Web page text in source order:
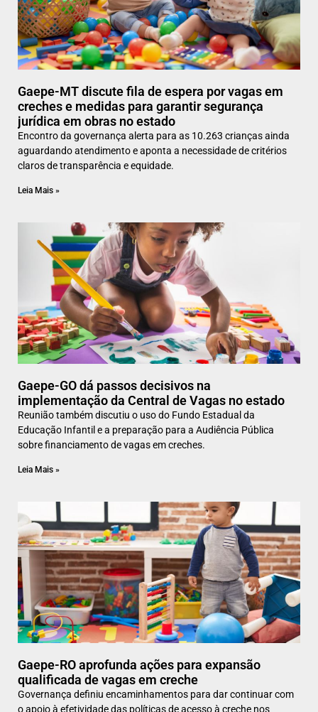
Gaepe-MT discute fila de espera por vagas em
creches e medidas para garantir segurança
jurídica em obras no estado
Encontro da governança alerta para as 10.263 crianças ainda
aguardando atendimento e aponta a necessidade de critérios
claros de transparência e equidade.
Leia Mais »
Gaepe-GO dá passos decisivos na
implementação da Central de Vagas no estado
Reunião também discutiu o uso do Fundo Estadual da
Educação Infantil e a preparação para a Audiência Pública
sobre financiamento de vagas em creches.
Leia Mais »
Gaepe-RO aprofunda ações para expansão
qualificada de vagas em creche
Governança definiu encaminhamentos para dar continuar com
o apoio à efetividade das políticas de acesso à creche nos